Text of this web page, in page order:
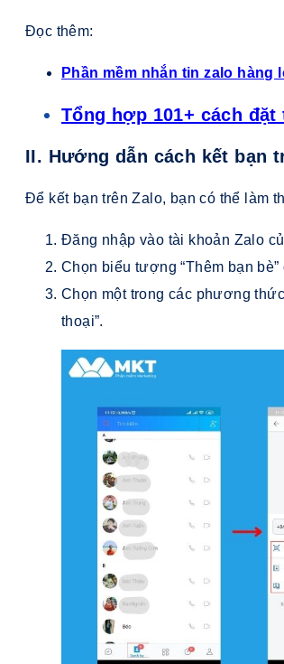
Đọc thêm:
Phần mềm nhắn tin zalo hàng
Tổng hợp 101+ cách
II. Hướng dẫn cách kết bạn
Để kết bạn trên Zalo, bạn có thể làm
Đăng nhập vào tài khoản Zalo
Chọn biểu tượng “Thêm bạn
Chọn một trong các phương
thoại”.